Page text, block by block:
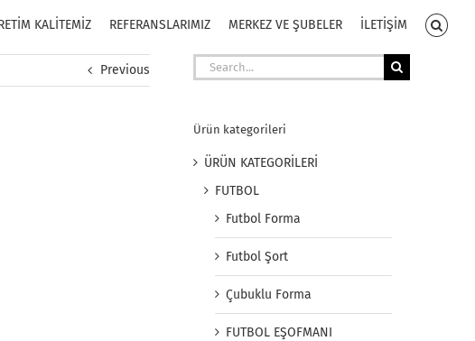
KALİTEMİZ REFERANSLARIMIZ MERKEZ VE ŞUBELER İLETİŞİM
Previous
Search
for:
Ürün kategorileri
ÜRÜN KATEGORİLERİ
FUTBOL
Futbol Forma
Futbol Şort
Çubuklu Forma
FUTBOL EŞOFMANI